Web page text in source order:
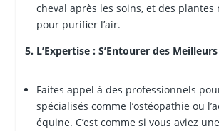
cheval après les soins, et des plantes
pour purifier l’air.
5. L’Expertise : S’Entourer des Meilleurs
Faites appel à des professionnels
spécialisés comme l’ostéopathie ou
équine. C’est comme si vous aviez